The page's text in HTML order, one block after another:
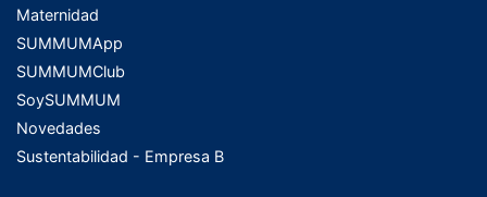
Maternidad
SUMMUMApp
SUMMUMClub
SoySUMMUM
Novedades
Sustentabilidad - Empresa B